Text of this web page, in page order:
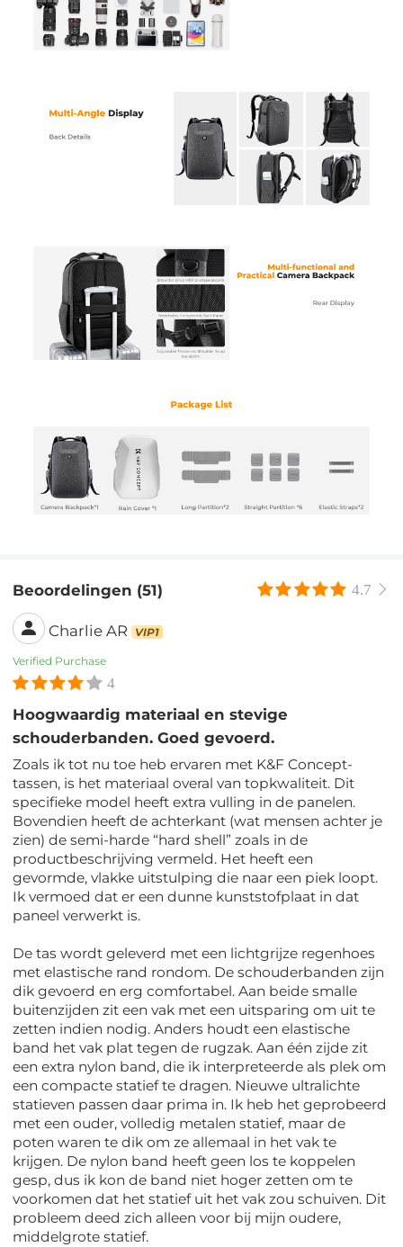
Beoordelingen (51) 4.7
Charlie AR VIP1
Verified Purchase
4
Hoogwaardig materiaal en stevige
schouderbanden. Goed gevoerd.
Zoals ik tot nu toe heb ervaren met K&F Concept-
tassen, is het materiaal overal van topkwaliteit. Dit
specifieke model heeft extra vulling in de panelen.
Bovendien heeft de achterkant (wat mensen achter je
zien) de semi-harde “hard shell” zoals in de
productbeschrijving vermeld. Het heeft een
gevormde, vlakke uitstulping die naar een piek loopt.
Ik vermoed dat er een dunne kunststofplaat in dat
paneel verwerkt is.
De tas wordt geleverd met een lichtgrijze regenhoes
met elastische rand rondom. De schouderbanden zijn
dik gevoerd en erg comfortabel. Aan beide smalle
buitenzijden zit een vak met een uitsparing om uit te
zetten indien nodig. Anders houdt een elastische
band het vak plat tegen de rugzak. Aan één zijde zit
een extra nylon band, die ik interpreteerde als plek om
een compacte statief te dragen. Nieuwe ultralichte
statieven passen daar prima in. Ik heb het geprobeerd
met een ouder, volledig metalen statief, maar de
poten waren te dik om ze allemaal in het vak te
krijgen. De nylon band heeft geen los te koppelen
gesp, dus ik kon de band niet hoger zetten om te
voorkomen dat het statief uit het vak zou schuiven. Dit
probleem deed zich alleen voor bij mijn oudere,
middelgrote statief.